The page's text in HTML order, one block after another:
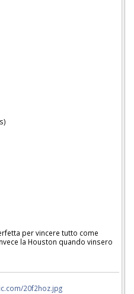
per vincere tutto come
la Houston quando vinsero